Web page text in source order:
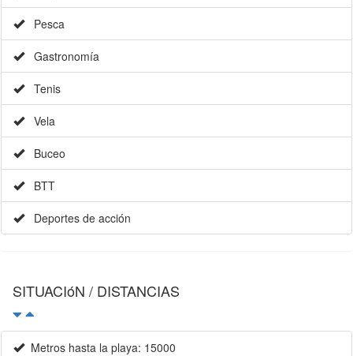
Pesca
Gastronomía
Tenis
Vela
Buceo
BTT
Deportes de acción
SITUACIóN / DISTANCIAS
Metros hasta la playa: 15000